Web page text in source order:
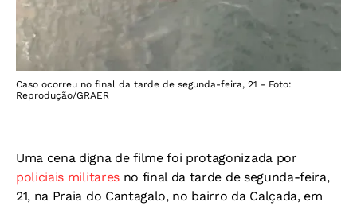
Caso ocorreu no final da tarde de segunda-feira, 21 - Foto:
Reprodução/GRAER
Uma cena digna de filme foi protagonizada por
policiais militaresno final da tarde de segunda-feira,
21, na Praia do Cantagalo, no bairro da Calçada, em